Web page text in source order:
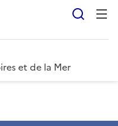
et de la Mer